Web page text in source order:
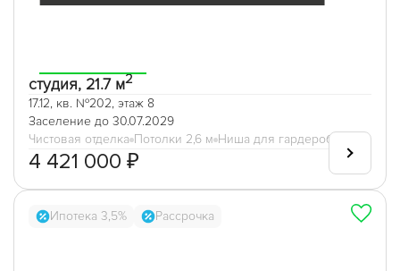
студия, 21.7 м2
17.12, кв. №202, этаж 8
Заселение до 30.07.2029
Чистовая отделка Потолки 2,6 м Ниша для гардеробной
4 421 000 ₽
Ипотека 3,5% Рассрочка